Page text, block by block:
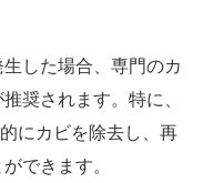
した場合、専門のカ
奨されます。特に、
にカビを除去し、再
できます。